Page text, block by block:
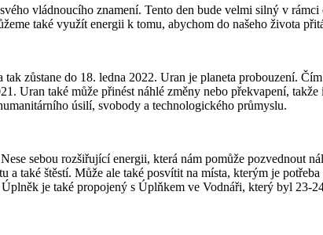
vládnoucího znamení. Tento den bude velmi silný v
také využít energii k tomu, abychom do našeho života
tak zůstane do 18. ledna 2022. Uran je planeta probouzení.
Uran také může přinést náhlé změny nebo překvapení,
úsilí, svobody a technologického průmyslu.
sebou rozšiřující energii, která nám pomůže pozvednout
a také štěstí. Může ale také posvítit na místa, kterým je
je také propojený s Úplňkem ve Vodnáři, který byl 23-